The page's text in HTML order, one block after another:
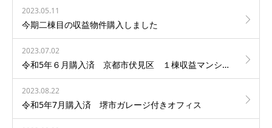
2023.05.11
今期二棟目の収益物件購入しました
2023.07.02
令和5年６月購入済 京都市伏見区 １棟収益マンション
2023.08.22
令和5年7月購入済 堺市ガレージ付きオフィス